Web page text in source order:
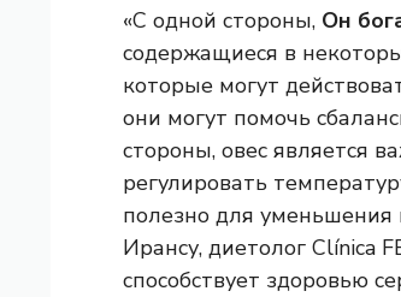
«С одной стороны, Он
содержащиеся в
которые могут
они могут помочь
стороны, овес является
регулировать
полезно для уменьшения
Ирансу, диетолог Clínica
способствует здоровью